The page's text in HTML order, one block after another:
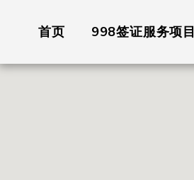
首页 998签证服务项目